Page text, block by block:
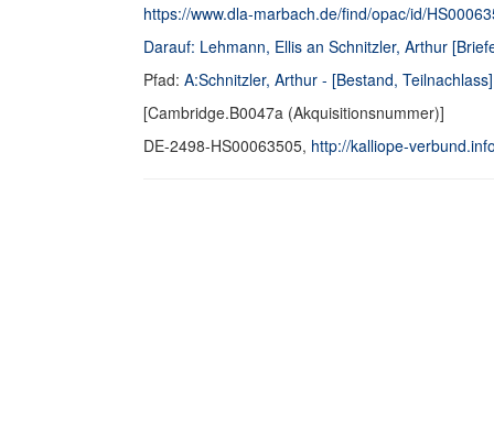
https://www.dla-marbach.de/find/opac/id/
Darauf: Lehmann, Ellis an Schnitzler, Arthur
Pfad: A:Schnitzler, Arthur - [Bestand, Teilnachlass]
[Cambridge.B0047a (Akquisitionsnummer)]
DE-2498-HS00063505, http://kalliope-